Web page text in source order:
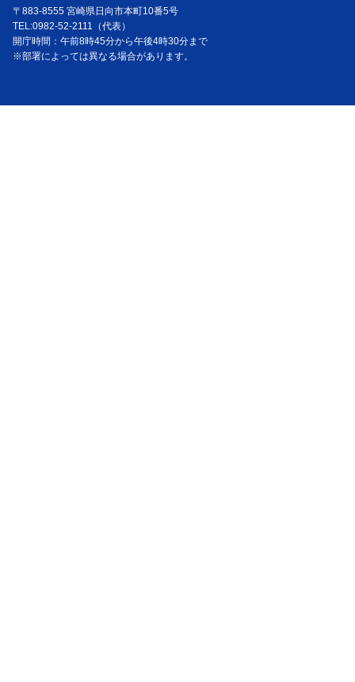
〒883-8555 宮崎県日向市本町10番5号
TEL:0982-52-2111（代表）
開庁時間：午前8時45分から午後4時30分まで
※部署によっては異なる場合があります。